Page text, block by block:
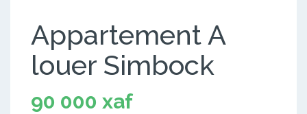
Appartement A
louer Simbock
90 000 xaf